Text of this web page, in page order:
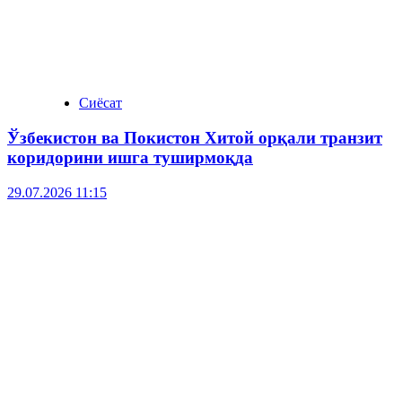
Сиёсат
Ўзбекистон ва Покистон Хитой орқали транзит
коридорини ишга туширмоқда
29.07.2026 11:15